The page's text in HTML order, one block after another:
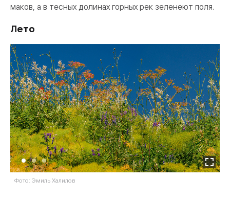
маков, а в тесных долинах горных рек зеленеют поля.
Лето
Фото: Эмиль Халилов